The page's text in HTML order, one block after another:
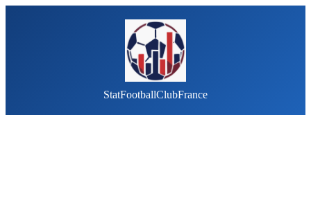
StatFootballClubFrance